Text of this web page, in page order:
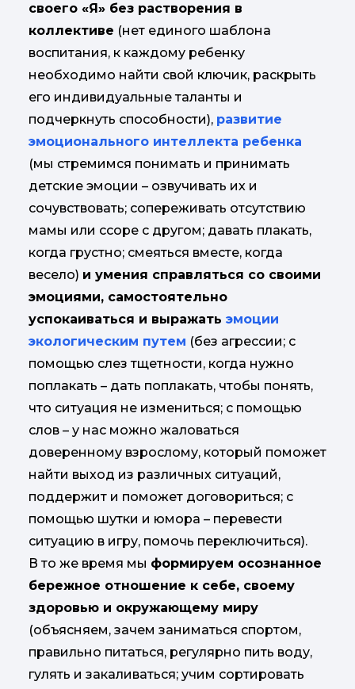
своего «Я» без растворения в
коллективе (нет единого шаблона
воспитания, к каждому ребенку
необходимо найти свой ключик, раскрыть
его индивидуальные таланты и
подчеркнуть способности), развитие
эмоционального интеллекта ребенка
(мы стремимся понимать и принимать
детские эмоции – озвучивать их и
сочувствовать; сопереживать отсутствию
мамы или ссоре с другом; давать плакать,
когда грустно; смеяться вместе, когда
весело) и умения справляться со своими
эмоциями, самостоятельно
успокаиваться и выражать эмоции
экологическим путем (без агрессии; с
помощью слез тщетности, когда нужно
поплакать – дать поплакать, чтобы понять,
что ситуация не измениться; с помощью
слов – у нас можно жаловаться
доверенному взрослому, который поможет
найти выход из различных ситуаций,
поддержит и поможет договориться; с
помощью шутки и юмора – перевести
ситуацию в игру, помочь переключиться).
В то же время мы формируем осознанное
бережное отношение к себе, своему
здоровью и окружающему миру
(объясняем, зачем заниматься спортом,
правильно питаться, регулярно пить воду,
гулять и закаливаться; учим сортировать